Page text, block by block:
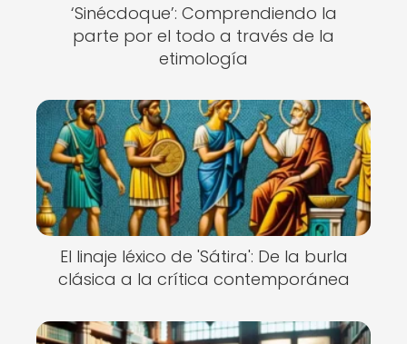
‘Sinécdoque’: Comprendiendo la
parte por el todo a través de la
etimología
El linaje léxico de 'Sátira': De la burla
clásica a la crítica contemporánea